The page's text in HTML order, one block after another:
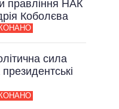
правління НАК
Коболєва
сила